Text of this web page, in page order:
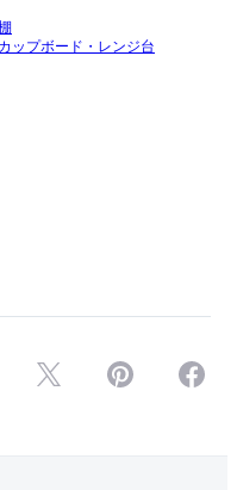
ップボード・レンジ台